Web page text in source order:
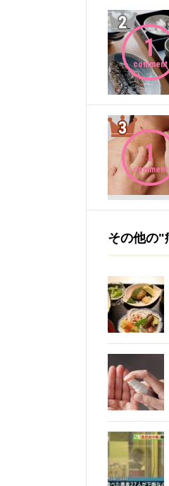
1
comment
2位
1
comment
3位
その他の"